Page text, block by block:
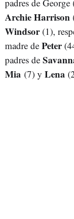
padres de
Archie Harrison
Windsor(1),
madre de Peter
padres de
Mia (7) y Lena